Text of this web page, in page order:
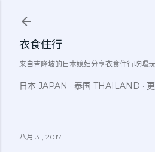
衣食住行
来自吉隆坡的日本媳妇分享衣食住行吃
日本 JAPAN 泰国 THAILAND
八月 31, 2017